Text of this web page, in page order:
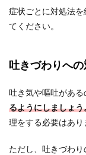
症状ごとに対処法
てください。
吐きづわりへ
吐き気や嘔吐がある
るようにしましょう
理をする必要はあり
ただし、吐きづわ